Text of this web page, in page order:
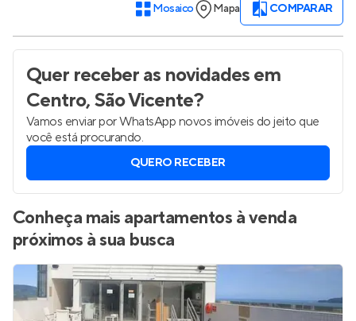
Mosaico Mapa COMPARAR
Quer receber as novidadesem
Centro, São Vicente?
Vamos enviar por WhatsApp novos imóveis do jeito que
você está procurando.
QUERO RECEBER
Conheça mais apartamentos à venda
próximos à sua busca